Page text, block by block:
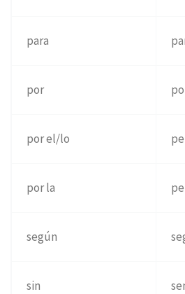
para
por
por el/lo
por la
según
sin